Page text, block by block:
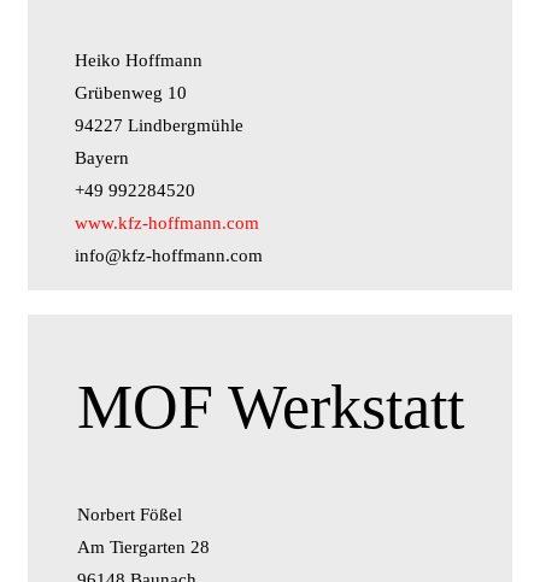
Heiko Hoffmann
Grübenweg 10
94227 Lindbergmühle
Bayern
+49 992284520
www.kfz-hoffmann.com
info@kfz-hoffmann.com
MOF Werkstatt
Norbert Fößel
Am Tiergarten 28